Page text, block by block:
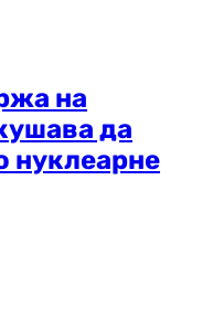
на
да
нуклеарне